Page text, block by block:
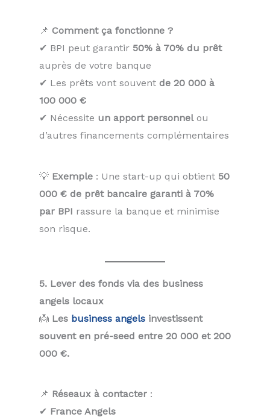
📌 Comment ça fonctionne ?
✔ BPI peut garantir 50% à 70% du prêt
auprès de votre banque
✔ Les prêts vont souvent de 20 000 à
100 000 €
✔ Nécessite un apport personnelou
d’autres financements complémentaires
💡 Exemple : Une start-up qui obtient 50
000 € de prêt bancaire garanti à 70%
par BPI rassure la banque et minimise
son risque.
5. Lever des fonds via des business
angels locaux
👼 Les business angels investissent
souvent en pré-seed entre 20 000 et 200
000 €.
📌 Réseaux à contacter :
✔ France Angels